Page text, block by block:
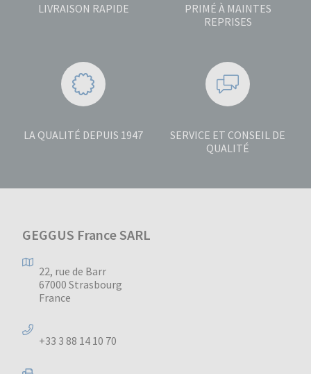
LIVRAISON RAPIDE
PRIMÉ À MAINTES
REPRISES
LA QUALITÉ DEPUIS 1947
SERVICE ET CONSEIL DE
QUALITÉ
GEGGUS France SARL
22, rue de Barr
67000 Strasbourg
France
+33 3 88 14 10 70